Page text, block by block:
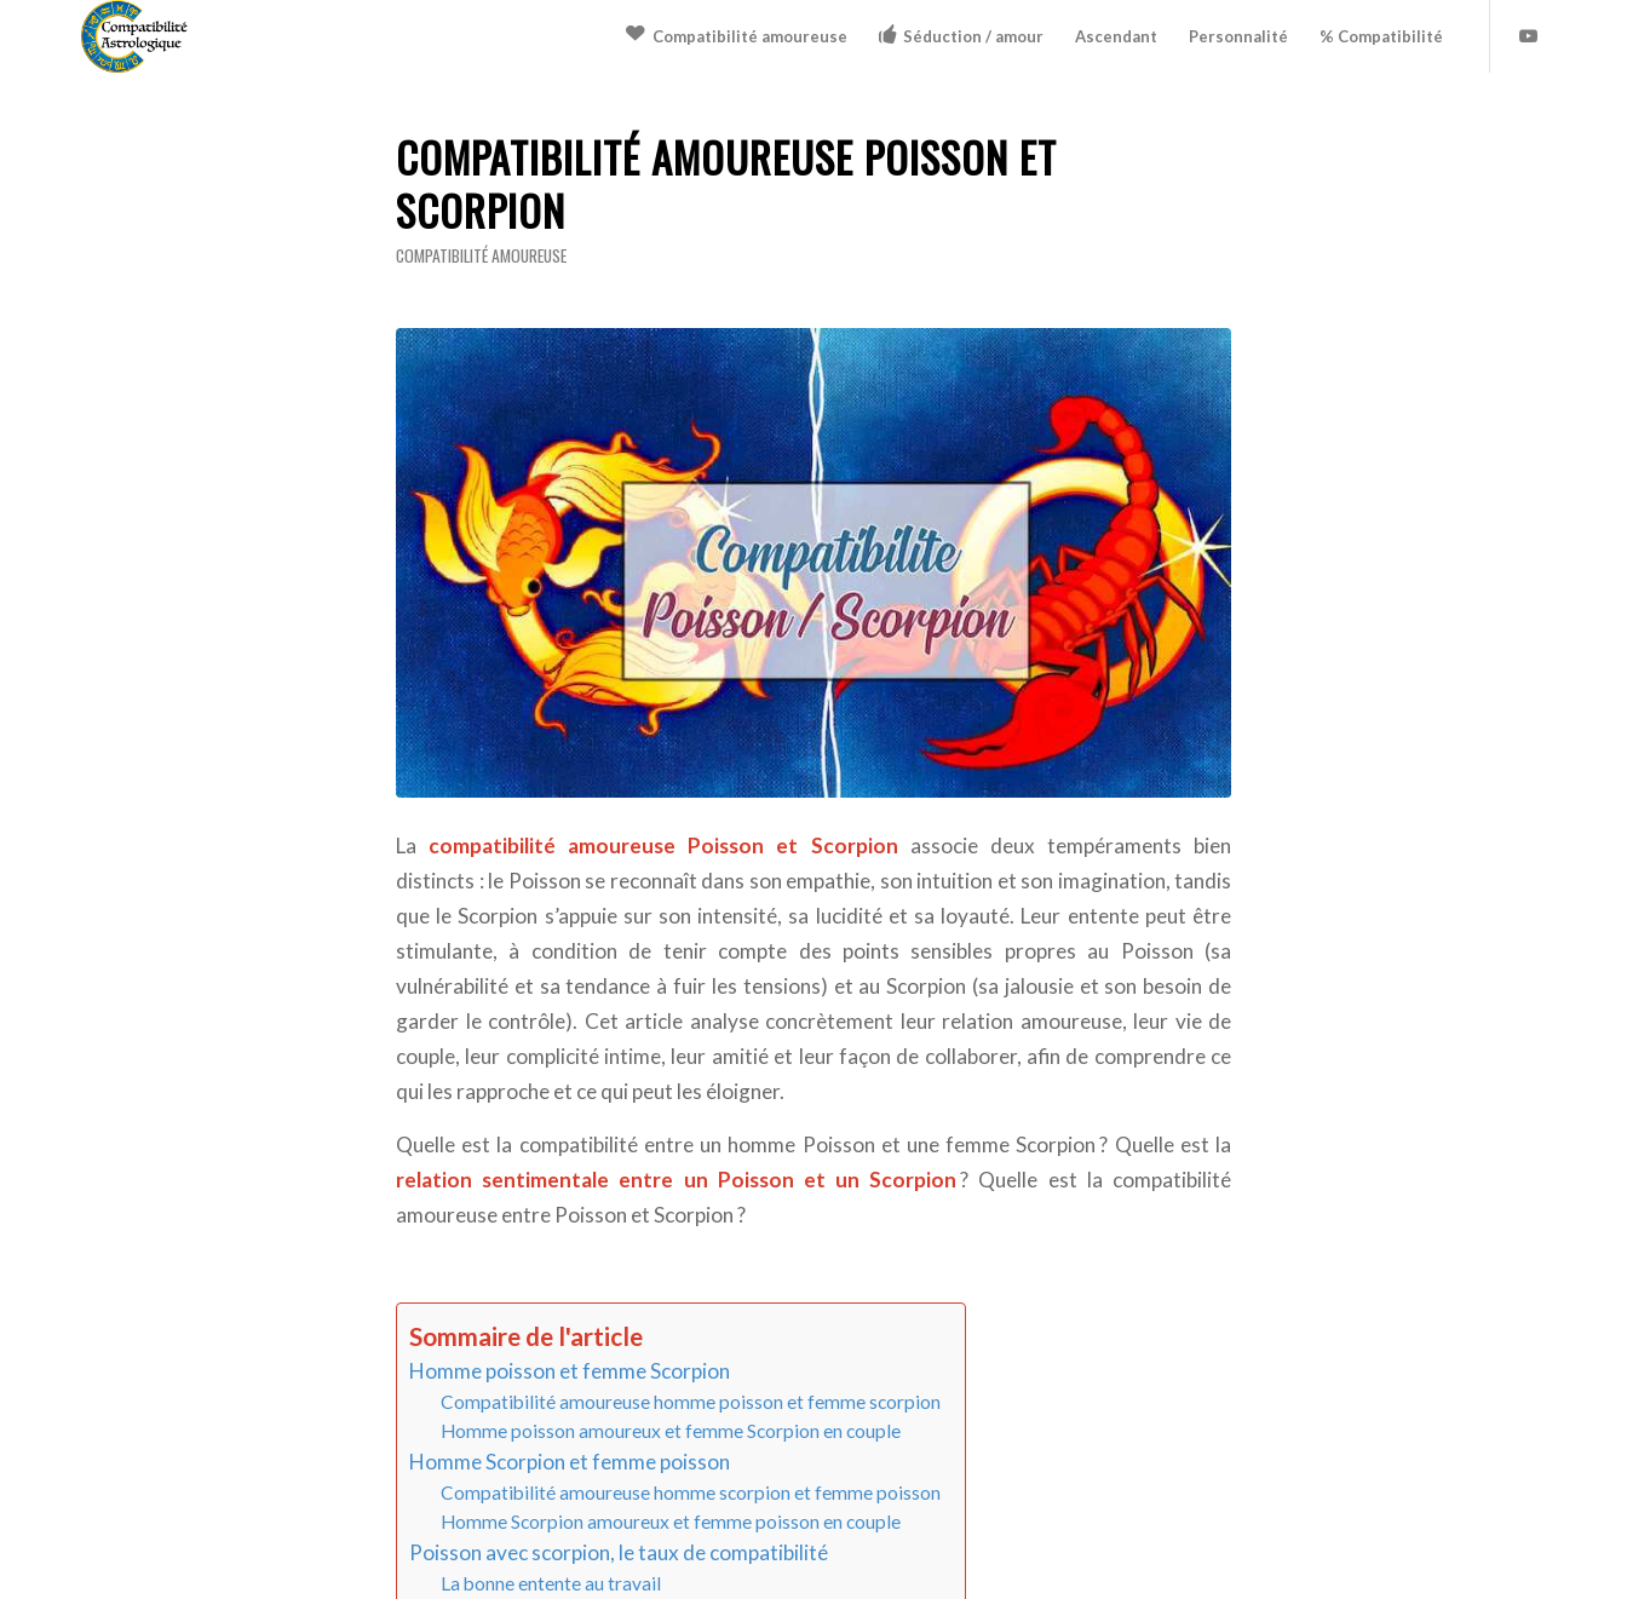
Compatibilité amoureuse Séduction / amour Ascendant Personnalité % Compatibilité
COMPATIBILITÉ AMOUREUSE POISSON ET
SCORPION
COMPATIBILITÉ AMOUREUSE
La compatibilité amoureuse Poisson et Scorpion associe deux tempéraments bien
distincts : le Poisson se reconnaît dans son empathie, son intuition et son imagination, tandis
que le Scorpion s’appuie sur son intensité, sa lucidité et sa loyauté. Leur entente peut être
stimulante, à condition de tenir compte des points sensibles propres au Poisson (sa
vulnérabilité et sa tendance à fuir les tensions) et au Scorpion (sa jalousie et son besoin de
garder le contrôle). Cet article analyse concrètement leur relation amoureuse, leur vie de
couple, leur complicité intime, leur amitié et leur façon de collaborer, afin de comprendre ce
qui les rapproche et ce qui peut les éloigner.
Quelle est la compatibilité entre un homme Poisson et une femme Scorpion ? Quelle est la
relation sentimentale entre un Poisson et un Scorpion? Quelle est la compatibilité
amoureuse entre Poisson et Scorpion ?
Sommaire de l'article
Homme poisson et femme Scorpion
Compatibilité amoureuse homme poisson et femme scorpion
Homme poisson amoureux et femme Scorpion en couple
Homme Scorpion et femme poisson
Compatibilité amoureuse homme scorpion et femme poisson
Homme Scorpion amoureux et femme poisson en couple
Poisson avec scorpion, le taux de compatibilité
La bonne entente au travail